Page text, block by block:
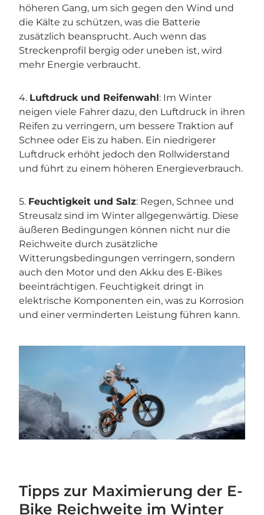
höheren Gang, um sich gegen den Wind und
die Kälte zu schützen, was die Batterie
zusätzlich beansprucht. Auch wenn das
Streckenprofil bergig oder uneben ist, wird
mehr Energie verbraucht.
4. Luftdruck und Reifenwahl: Im Winter
neigen viele Fahrer dazu, den Luftdruck in ihren
Reifen zu verringern, um bessere Traktion auf
Schnee oder Eis zu haben. Ein niedrigerer
Luftdruck erhöht jedoch den Rollwiderstand
und führt zu einem höheren Energieverbrauch.
5. Feuchtigkeit und Salz: Regen, Schnee und
Streusalz sind im Winter allgegenwärtig. Diese
äußeren Bedingungen können nicht nur die
Reichweite durch zusätzliche
Witterungsbedingungen verringern, sondern
auch den Motor und den Akku des E-Bikes
beeinträchtigen. Feuchtigkeit dringt in
elektrische Komponenten ein, was zu Korrosion
und einer verminderten Leistung führen kann.
Tipps zur Maximierung der E-
Bike Reichweite im Winter